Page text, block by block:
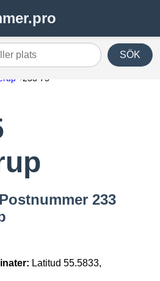
plats SÖK
233 75
233
Latitud 55.5833,